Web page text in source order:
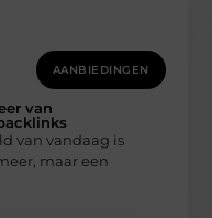
AANBIEDINGEN
van
van vandaag is
maar een